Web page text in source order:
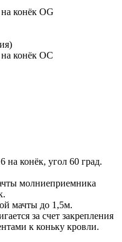
конёк OG
конёк OC
конёк, угол 60 град.
молниеприемника
мачты до 1,5м.
за счет закрепления
к коньку кровли.